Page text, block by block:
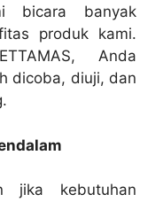
bicara banyak
produk kami.
Anda
dicoba, diuji, dan
jika kebutuhan